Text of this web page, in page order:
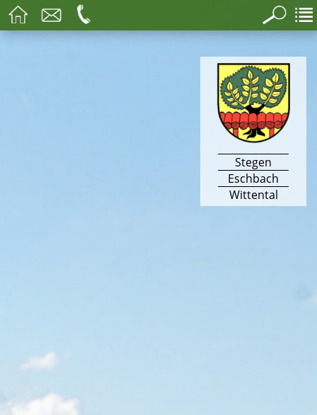
Stegen
Eschbach
Wittental